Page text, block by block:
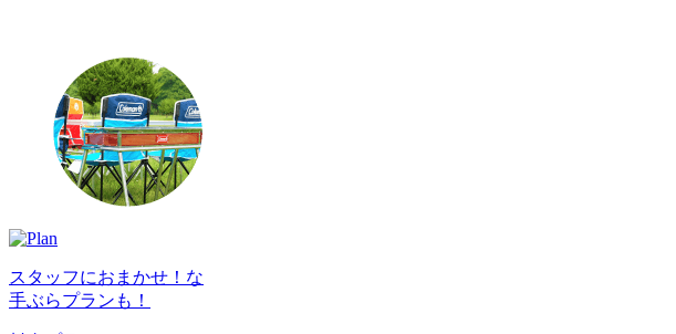
スタッフにおまかせ！な
手ぶらプランも！